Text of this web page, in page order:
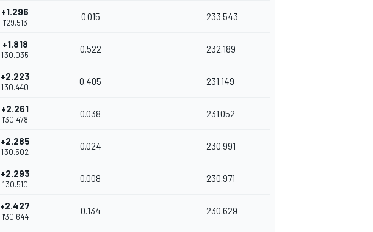
+1.296
1'29.513
0.015 233.543
+1.818
1'30.035
0.522 232.189
+2.223
1'30.440
0.405 231.149
+2.261
1'30.478
0.038 231.052
+2.285
1'30.502
0.024 230.991
+2.293
1'30.510
0.008 230.971
+2.427
1'30.644
0.134 230.629